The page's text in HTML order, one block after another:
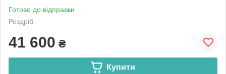
Готово до відправки
Роздріб
41 600 ₴
Купити